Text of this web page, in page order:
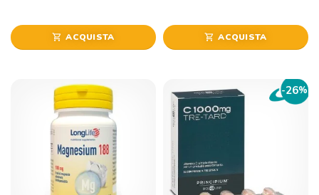
shopping_cart ACQUISTA shopping_cart ACQUISTA
-26%